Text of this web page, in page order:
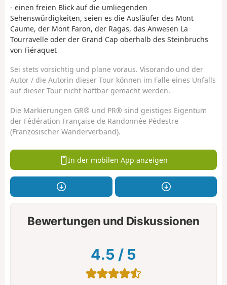
- einen freien Blick auf die umliegenden
Sehenswürdigkeiten, seien es die Ausläufer des Mont
Caume, der Mont Faron, der Ragas, das Anwesen La
Tourravelle oder der Grand Cap oberhalb des Steinbruchs
von Fiéraquet
Sei stets vorsichtig und plane voraus. Visorando und der
Autor / die Autorin dieser Tour können im Falle eines Unfalls
auf dieser Tour nicht haftbar gemacht werden.
Die Markierungen GR® und PR® sind geistiges Eigentum
der Fédération Française de Randonnée Pédestre
(Französischer Wanderverband).
In der mobilen App anzeigen
Bewertungen und Diskussionen
4.5 / 5